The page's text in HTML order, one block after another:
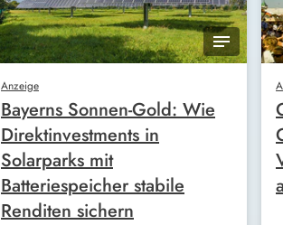
Anzeige
Bayerns Sonnen-Gold: Wie
Direktinvestments in
Solarparks mit
Batteriespeicher stabile
Renditen sichern